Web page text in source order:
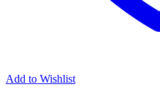
Add to Wishlist